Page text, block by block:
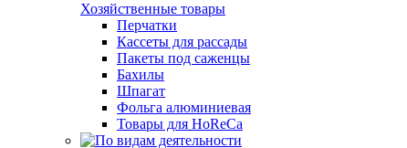
Хозяйственные товары
Перчатки
Кассеты для рассады
Пакеты под саженцы
Бахилы
Шпагат
Фольга алюминиевая
Товары для HoReCa